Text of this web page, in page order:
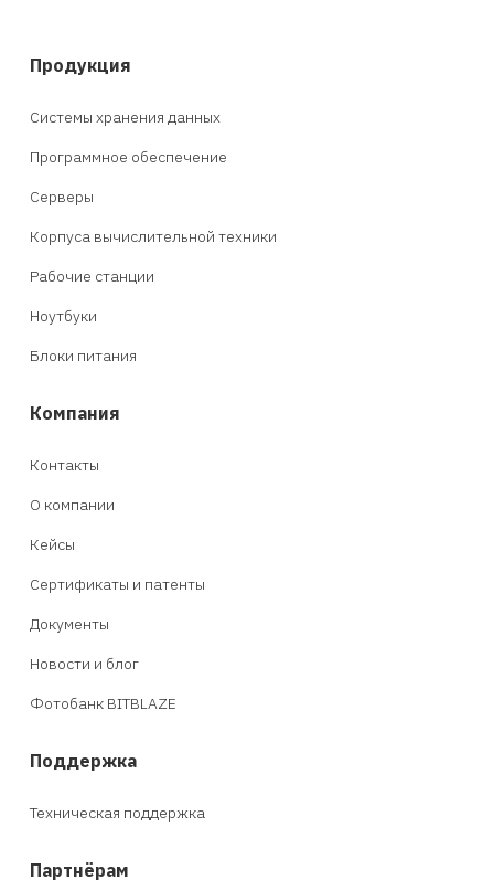
Продукция
Системы хранения данных
Программное обеспечение
Серверы
Корпуса вычислительной техники
Рабочие станции
Ноутбуки
Блоки питания
Компания
Контакты
О компании
Кейсы
Сертификаты и патенты
Документы
Новости и блог
Фотобанк BITBLAZE
Поддержка
Техническая поддержка
Партнёрам